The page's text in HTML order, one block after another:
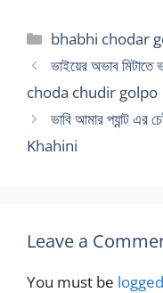
মেয়েদের গায়ের গন্ধটা। ওদের
থেকে আলাদা একটা গন্ধ পাই…
Categories
bhabhi chodar
ভাইয়ের অভাব
choda chudir golpo
ভাবি আমার প্যান্ট
Khahini
Leave a
You must be